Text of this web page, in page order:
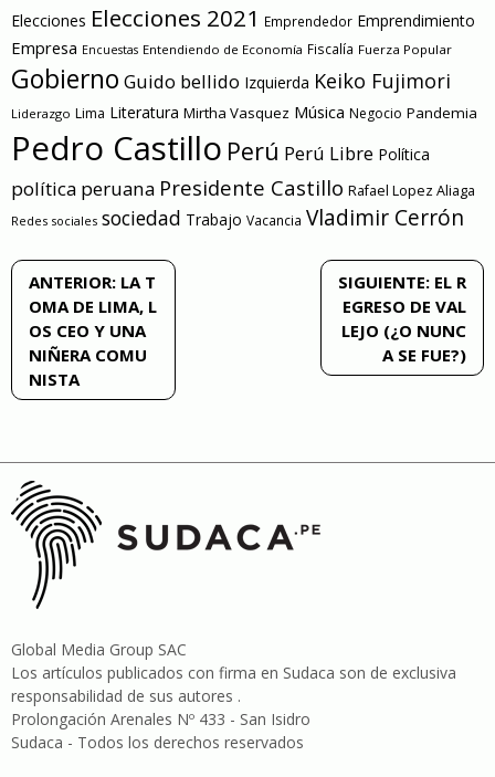
Elecciones Elecciones 2021 Emprendedor Emprendimiento
Empresa Encuestas Entendiendo de Economía Fiscalía Fuerza Popular
Gobierno Guido bellido Izquierda Keiko Fujimori
Liderazgo Lima Literatura Mirtha Vasquez Música Negocio Pandemia
Pedro Castillo Perú Perú Libre Política
política peruana Presidente Castillo Rafael Lopez Aliaga
Redes sociales sociedad Trabajo Vacancia Vladimir Cerrón
Navegación
de
entradas
ANTERIOR: LA T
OMA DE LIMA, L
OS CEO Y UNA
NIÑERA COMU
NISTA
SIGUIENTE: EL R
EGRESO DE VAL
LEJO (¿O NUNC
A SE FUE?)
Global Media Group SAC
Los artículos publicados con firma en Sudaca son de exclusiva
responsabilidad de sus autores .
Prolongación Arenales Nº 433 - San Isidro
Sudaca - Todos los derechos reservados